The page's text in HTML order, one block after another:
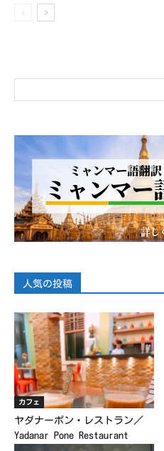
人気の投稿
カフェ
ヤダナーポン・レストラン／
Yadanar Pone Restaurant